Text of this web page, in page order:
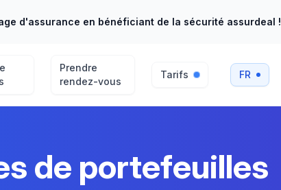
d'assurance en bénéficiant de la sécurité assurdeal !
Prendre
rendez-vous
Tarifs FR
de portefeuilles